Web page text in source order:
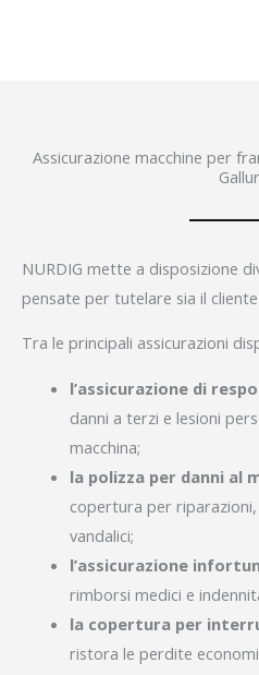
Assicurazione macchine per
NURDIG mette a disposizione
pensate per tutelare sia il
Tra le principali assicurazioni
l’assicurazione di
danni a terzi e lesioni
macchina;
la polizza per danni al
copertura per
vandalici;
l’assicurazione
rimborsi medici e
la copertura per
ristora le perdite